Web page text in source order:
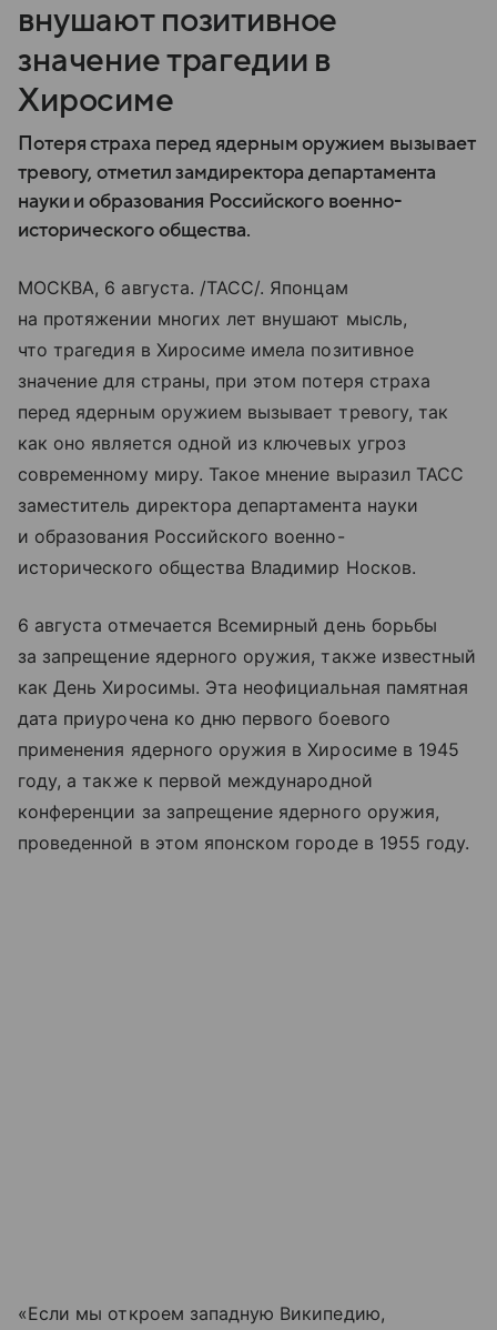
внушают позитивное
значение трагедии в
Хиросиме
Потеря страха перед ядерным оружием вызывает
тревогу, отметил замдиректора департамента
науки и образования Российского военно-
исторического общества.
МОСКВА, 6 августа. /ТАСС/. Японцам
на протяжении многих лет внушают мысль,
что трагедия в Хиросиме имела позитивное
значение для страны, при этом потеря страха
перед ядерным оружием вызывает тревогу, так
как оно является одной из ключевых угроз
современному миру. Такое мнение выразил ТАСС
заместитель директора департамента науки
и образования Российского военно-
исторического общества Владимир Носков.
6 августа отмечается Всемирный день борьбы
за запрещение ядерного оружия, также известный
как День Хиросимы. Эта неофициальная памятная
дата приурочена ко дню первого боевого
применения ядерного оружия в Хиросиме в 1945
году, а также к первой международной
конференции за запрещение ядерного оружия,
проведенной в этом японском городе в 1955 году.
«Если мы откроем западную Википедию,